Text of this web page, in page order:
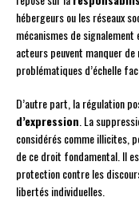
hébergeurs ou les réseaux
mécanismes de
acteurs peuvent manquer
problématiques d’échelle
D’autre part, la régulation
d’expression. La
considérés comme illicites,
de ce droit fondamental. Il
protection contre les
libertés individuelles.